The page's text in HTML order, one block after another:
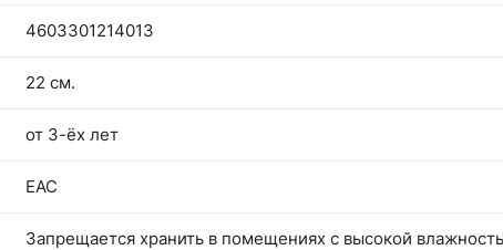
4603301214013
22 см.
от 3-ёх лет
EAC
Запрещается хранить в помещениях с высокой